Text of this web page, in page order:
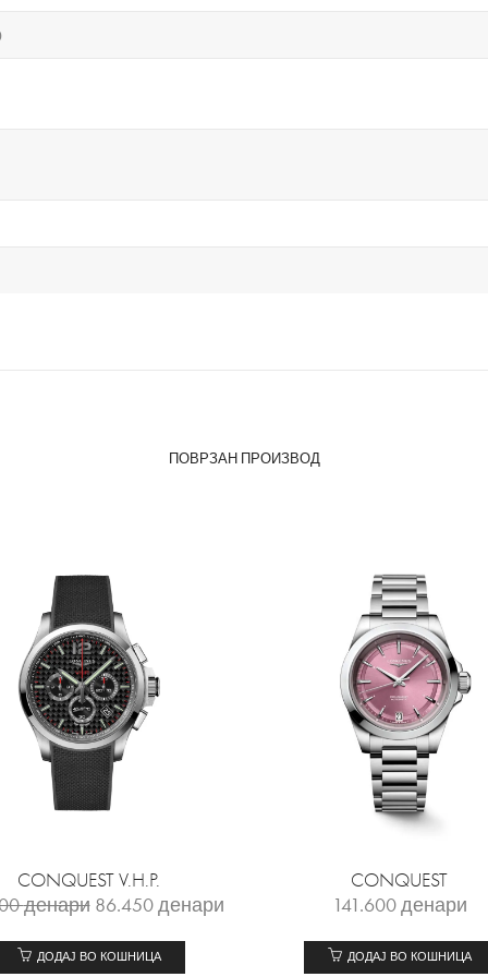
ПОВРЗАН ПРОИЗВОД
CONQUEST V.H.P.
денари 86.450денари
ДОДАЈ ВО КОШНИЦА
CONQUEST
141.600денари
ДОДАЈ ВО КОШНИЦА